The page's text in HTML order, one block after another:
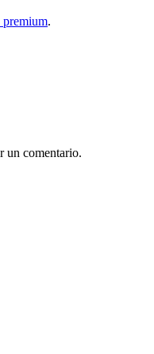
premium.
un comentario.